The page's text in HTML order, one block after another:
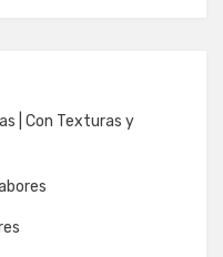
| Con Texturas y